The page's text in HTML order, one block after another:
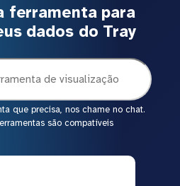
ferramenta para
dados do Tray
que precisa, nos chame no chat.
são compatíveis